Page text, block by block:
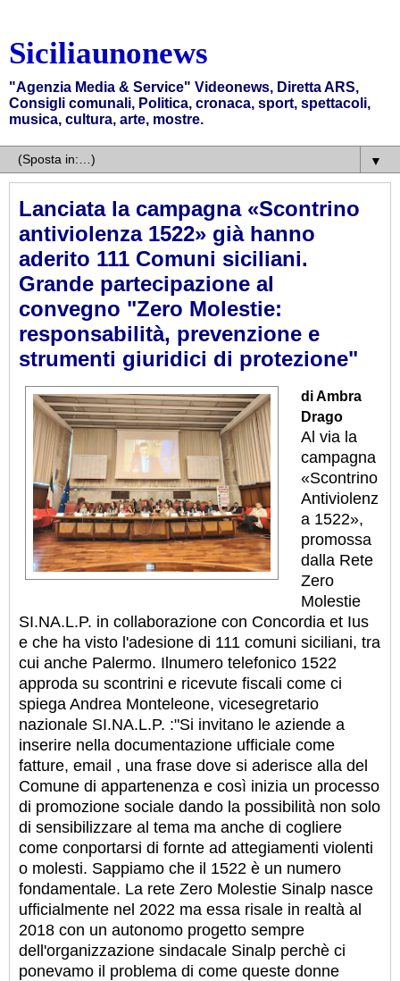
Siciliaunonews
"Agenzia Media & Service" Videonews, Diretta ARS,
Consigli comunali, Politica, cronaca, sport, spettacoli,
musica, cultura, arte, mostre.
▼
Lanciata la campagna «Scontrino
antiviolenza 1522» già hanno
aderito 111 Comuni siciliani.
Grande partecipazione al
convegno "Zero Molestie:
responsabilità, prevenzione e
strumenti giuridici di protezione"
di Ambra
Drago
Al via la
campagna
«Scontrino
Antiviolenz
a 1522»,
promossa
dalla Rete
Zero
Molestie
SI.NA.L.P. in collaborazione con Concordia et Ius
e che ha visto l'adesione di 111 comuni siciliani, tra
cui anche Palermo. Ilnumero telefonico 1522
approda su scontrini e ricevute fiscali come ci
spiega Andrea Monteleone, vicesegretario
nazionale SI.NA.L.P. :"Si invitano le aziende a
inserire nella documentazione ufficiale come
fatture, email , una frase dove si aderisce alla del
Comune di appartenenza e così inizia un processo
di promozione sociale dando la possibilità non solo
di sensibilizzare al tema ma anche di cogliere
come conportarsi di fornte ad attegiamenti violenti
o molesti. Sappiamo che il 1522 è un numero
fondamentale. La rete Zero Molestie Sinalp nasce
ufficialmente nel 2022 ma essa risale in realtà al
2018 con un autonomo progetto sempre
dell'organizzazione sindacale Sinalp perchè ci
ponevamo il problema di come queste donne